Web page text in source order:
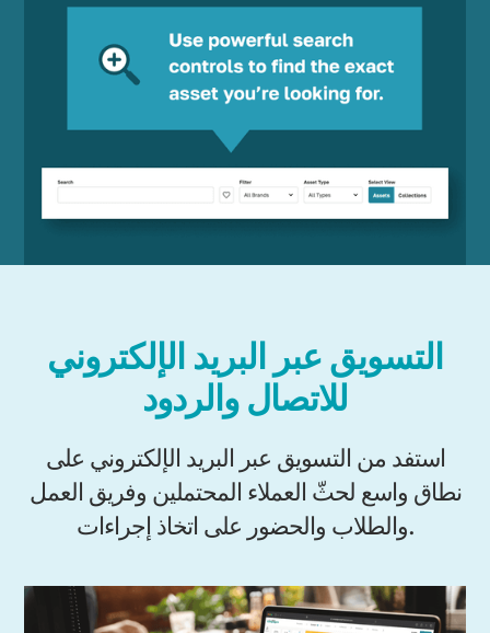
التسويق عبر البريد الإلكتروني
للاتصال والردود
استفد من التسويق عبر البريد الإلكتروني على
نطاق واسع لحثّ العملاء المحتملين وفريق العمل
والطلاب والحضور على اتخاذ إجراءات.